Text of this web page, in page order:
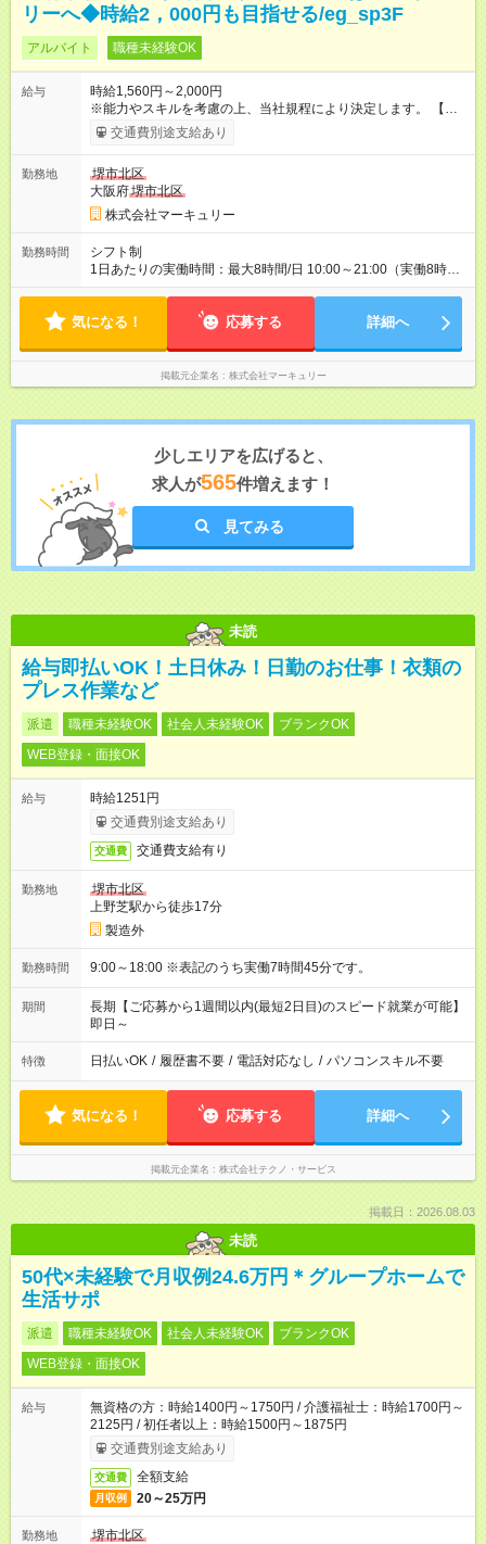
リーへ◆時給2，000円も目指せる/eg_sp3F
アルバイト 職種未経験OK
給与
時給1,560円～2,000円
※能力やスキルを考慮の上、当社規程により決定します。 【試
用期間】試用期間あり 試用期間の長さ：3ヶ月 雇用形態、給与
は本採用時と同じです。
交通費別途支給あり
勤務地
堺市北区
大阪府堺市北区
株式会社マーキュリー
勤務時間
シフト制
1日あたりの実働時間：最大8時間/日 10:00～21:00（実働8時間
／休憩1時間） ※週5日勤務となります。 ※時間帯は勤務地によ
えられます！ 平均残業時間は月7.9時間と、 業界全体を通じても
ートの予定も調整しやすいです◎
気になる！ 応募する 詳細へ
掲載元企業名 株式会社マーキュリー
少しエリアを広げると、
求人が565件増えます！
見てみる
未読
給与即払いOK！土日休み！日勤のお仕事！衣類の
プレス作業など
派遣 職種未経験OK 社会人未経験OK
ブランクOK
WEB登録・面接OK
給与
時給1251円
交通費別途支給あり
交通費 交通費支給有り
勤務地
堺市北区
上野芝駅から徒歩17分
製造外
勤務時間 9:00～18:00 ※表記のうち実働7時間45分です。
期間
長期【ご応募から1週間以内(最短2日目)のスピード就業が可能】
即日～
特徴 日払いOK / 履歴書不要 / 電話対応なし / パソコンスキル不要
気になる！ 応募する 詳細へ
掲載元企業名 株式会社テクノ・サービス
掲載日：2026.08.03
未読
50代×未経験で月収例24.6万円＊グループホームで
生活サポ
派遣 職種未経験OK 社会人未経験OK
ブランクOK
WEB登録・面接OK
給与
無資格の方：時給1400円～1750円 / 介護福祉士：時給1700円～
2125円 / 初任者以上：時給1500円～1875円
交通費別途支給あり
交通費 全額支給
月収例 20～25万円
勤務地
堺市北区